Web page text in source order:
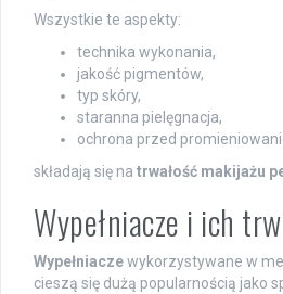
Wszystkie te aspekty:
technika wykonania,
jakość pigmentów,
typ skóry,
staranna pielęgnacja,
ochrona przed
składają się na trwałość makijażu
Wypełniacze i ich
Wypełniaczewykorzystywane w
cieszą się dużą popularnością jako